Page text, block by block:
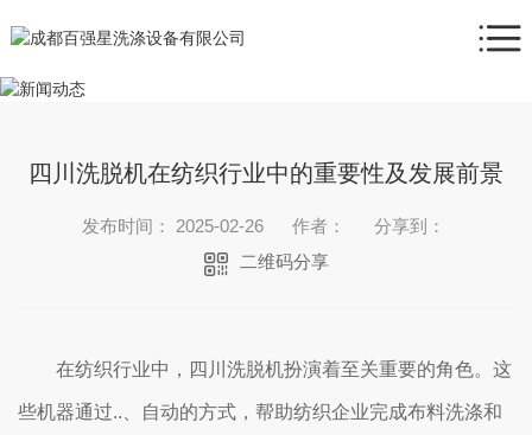
四川洗脱机在纺织行业中的重要性及发展前景
发布时间： 2025-02-26 作者：
分享到：
二维码分享
在纺织行业中，四川洗脱机扮演着至关重要的角色。这
些机器通过..、自动的方式，帮助纺织企业完成布料洗涤和